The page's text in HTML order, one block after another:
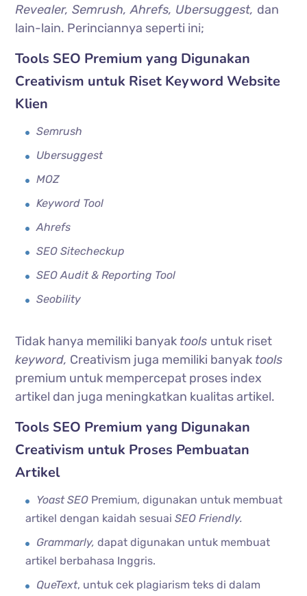
Revealer, Semrush, Ahrefs, Ubersuggest, dan
lain-lain. Perinciannya seperti ini;
Tools SEO Premium yang Digunakan
Creativism untuk Riset Keyword Website
Klien
Semrush
Ubersuggest
MOZ
Keyword Tool
Ahrefs
SEO Sitecheckup
SEO Audit & Reporting Tool
Seobility
Tidak hanya memiliki banyak tools untuk riset
keyword, Creativism juga memiliki banyak tools
premium untuk mempercepat proses index
artikel dan juga meningkatkan kualitas artikel.
Tools SEO Premium yang Digunakan
Creativism untuk Proses Pembuatan
Artikel
Yoast SEO Premium, digunakan untuk membuat
artikel dengan kaidah sesuaiSEO Friendly.
Grammarly,dapat digunakan untuk membuat
artikel berbahasa Inggris.
QueText, untuk cek plagiarism teks di dalam